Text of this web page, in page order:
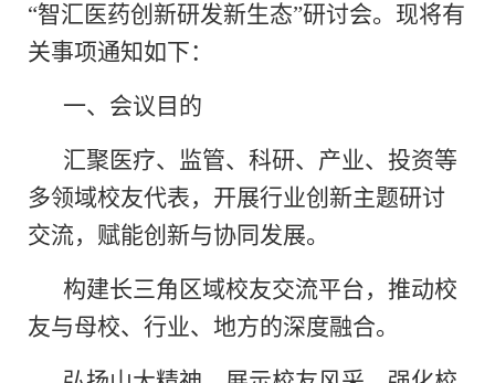
“智汇医药创新研发新生态”研讨会。 现将有
关事项通知如下：
一、会议目的
汇聚医疗、监管、科研、产业、投资等
多领域校友代表，开展行业创新主题研讨
交流，赋能创新与协同发展。
构建长三角区域校友交流平台，推动校
友与母校、行业、地方的深度融合。